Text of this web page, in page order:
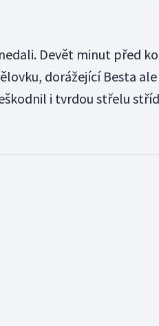
Devět minut před
dorážející Besta
i tvrdou střelu